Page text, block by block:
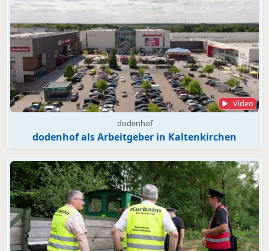
Video
dodenhof
dodenhof als Arbeitgeber in Kaltenkirchen